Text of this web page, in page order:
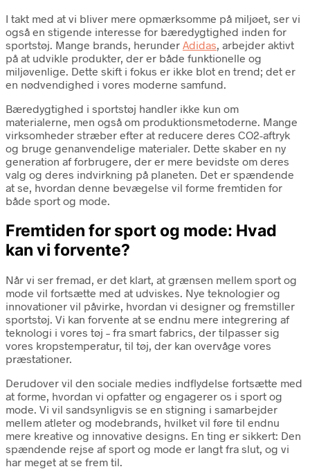
I takt med at vi bliver mere opmærksomme på miljøet, ser vi
også en stigende interesse for bæredygtighed inden for
sportstøj. Mange brands, herunder Adidas, arbejder aktivt
på at udvikle produkter, der er både funktionelle og
miljøvenlige. Dette skift i fokus er ikke blot en trend; det er
en nødvendighed i vores moderne samfund.
Bæredygtighed i sportstøj handler ikke kun om
materialerne, men også om produktionsmetoderne. Mange
virksomheder stræber efter at reducere deres CO2-aftryk
og bruge genanvendelige materialer. Dette skaber en ny
generation af forbrugere, der er mere bevidste om deres
valg og deres indvirkning på planeten. Det er spændende
at se, hvordan denne bevægelse vil forme fremtiden for
både sport og mode.
Fremtiden for sport og mode: Hvad
kan vi forvente?
Når vi ser fremad, er det klart, at grænsen mellem sport og
mode vil fortsætte med at udviskes. Nye teknologier og
innovationer vil påvirke, hvordan vi designer og fremstiller
sportstøj. Vi kan forvente at se endnu mere integrering af
teknologi i vores tøj – fra smart fabrics, der tilpasser sig
vores kropstemperatur, til tøj, der kan overvåge vores
præstationer.
Derudover vil den sociale medies indflydelse fortsætte med
at forme, hvordan vi opfatter og engagerer os i sport og
mode. Vi vil sandsynligvis se en stigning i samarbejder
mellem atleter og modebrands, hvilket vil føre til endnu
mere kreative og innovative designs. En ting er sikkert: Den
spændende rejse af sport og mode er langt fra slut, og vi
har meget at se frem til.